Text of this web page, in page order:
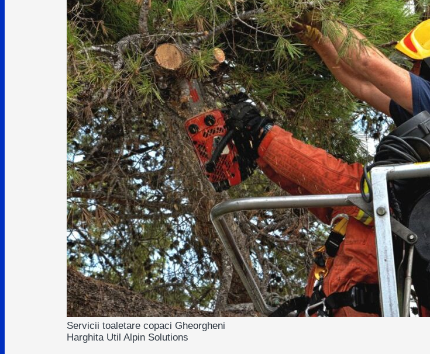
Servicii toaletare copaci Gheorgheni
Harghita Util Alpin Solutions